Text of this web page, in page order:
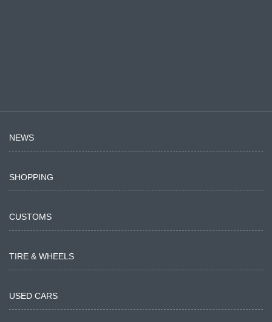
NEWS
SHOPPING
CUSTOMS
TIRE & WHEELS
USED CARS